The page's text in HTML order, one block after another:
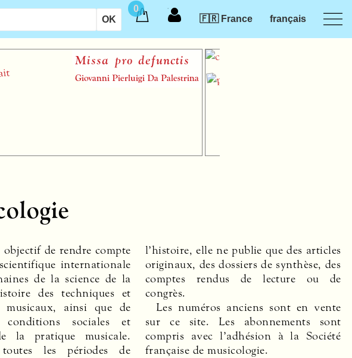
0
🇫🇷 France
français
Missa pro defunctis
Giovanni Pierluigi Da Palestrina
de rendre compte
internationale
de la science de la
des techniques et
musicaux, ainsi que de
conditions sociales et
la pratique musicale.
les périodes de
ne publie que des articles
dossiers de synthèse, des
de lecture ou de
congrès.
Les numéros anciens sont en vente
sur ce site. Les abonnements sont
compris avec l’adhésion à la Société
française de musicologie.